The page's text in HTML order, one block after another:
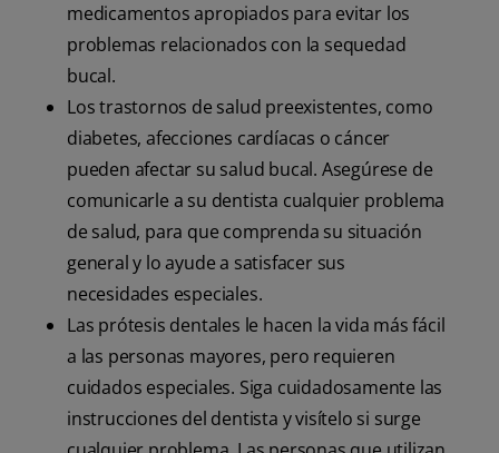
medicamentos apropiados para evitar los
problemas relacionados con la sequedad
bucal.
Los trastornos de salud preexistentes, como
diabetes, afecciones cardíacas o cáncer
pueden afectar su salud bucal. Asegúrese de
comunicarle a su dentista cualquier problema
de salud, para que comprenda su situación
general y lo ayude a satisfacer sus
necesidades especiales.
Las prótesis dentales le hacen la vida más fácil
a las personas mayores, pero requieren
cuidados especiales. Siga cuidadosamente las
instrucciones del dentista y visítelo si surge